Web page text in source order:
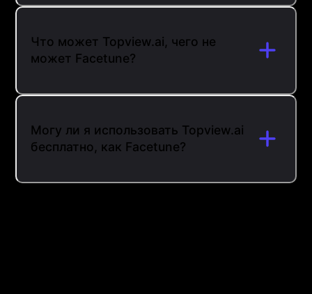
Что может Topview.ai, чего не
может Facetune?
Могу ли я использовать Topview.ai
бесплатно, как Facetune?